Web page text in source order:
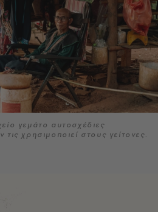
γεμάτο αυτοσχέδιες
χρησιμοποιεί στους γείτονες.